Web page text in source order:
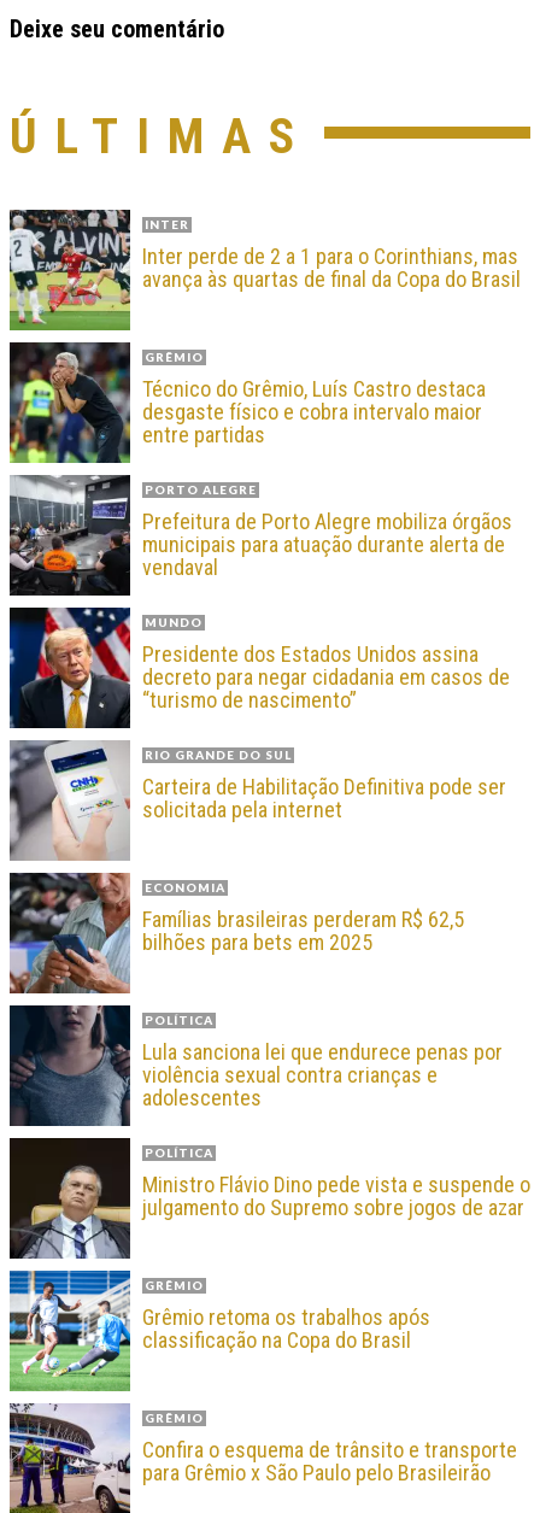
Deixe seu comentário
ÚLTIMAS
INTER
Inter perde de 2 a 1 para o Corinthians, mas
avança às quartas de final da Copa do Brasil
GRÊMIO
Técnico do Grêmio, Luís Castro destaca
desgaste físico e cobra intervalo maior
entre partidas
PORTO ALEGRE
Prefeitura de Porto Alegre mobiliza órgãos
municipais para atuação durante alerta de
vendaval
MUNDO
Presidente dos Estados Unidos assina
decreto para negar cidadania em casos de
“turismo de nascimento”
RIO GRANDE DO SUL
Carteira de Habilitação Definitiva pode ser
solicitada pela internet
ECONOMIA
Famílias brasileiras perderam R$ 62,5
bilhões para bets em 2025
POLÍTICA
Lula sanciona lei que endurece penas por
violência sexual contra crianças e
adolescentes
POLÍTICA
Ministro Flávio Dino pede vista e suspende o
julgamento do Supremo sobre jogos de azar
GRÊMIO
Grêmio retoma os trabalhos após
classificação na Copa do Brasil
GRÊMIO
Confira o esquema de trânsito e transporte
para Grêmio x São Paulo pelo Brasileirão